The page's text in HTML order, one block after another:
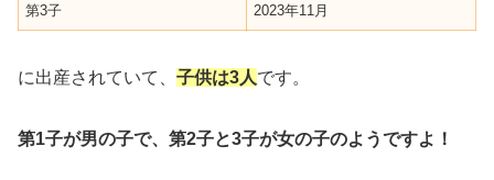
第3子 2023年11月
に出産されていて、 子供は3人です。
第1子が男の子で、第2子と3子が女の子のようですよ！